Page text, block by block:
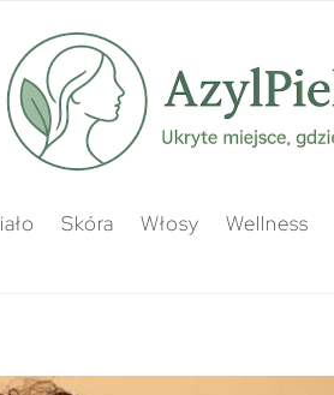
Skóra Włosy Wellness